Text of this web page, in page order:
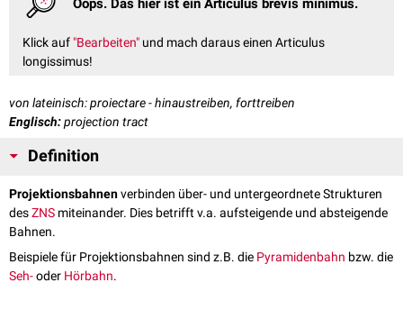
Klick auf "Bearbeiten" und mach daraus einen Articulus
longissimus!
von lateinisch: proiectare - hinaustreiben, forttreiben
Englisch:projection tract
Definition
Projektionsbahnenverbinden über- und untergeordnete Strukturen
desZNS miteinander. Dies betrifft v.a. aufsteigende und absteigende
Bahnen.
Beispiele für Projektionsbahnen sind z.B. die Pyramidenbahn bzw. die
Seh-oder Hörbahn.